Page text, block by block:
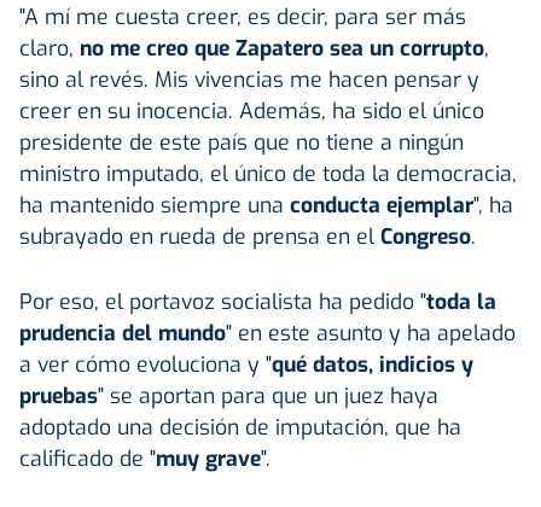
"A mí me cuesta creer, es decir, para ser más
claro, no me creo que Zapatero sea un corrupto,
sino al revés. Mis vivencias me hacen pensar y
creer en su inocencia. Además, ha sido el único
presidente de este país que no tiene a ningún
ministro imputado, el único de toda la democracia,
ha mantenido siempre una conducta ejemplar", ha
subrayado en rueda de prensa en el Congreso.
Por eso, el portavoz socialista ha pedido "toda la
prudencia del mundo" en este asunto y ha apelado
a ver cómo evoluciona y "qué datos, indicios y
pruebas" se aportan para que un juez haya
adoptado una decisión de imputación, que ha
calificado de "muy grave".